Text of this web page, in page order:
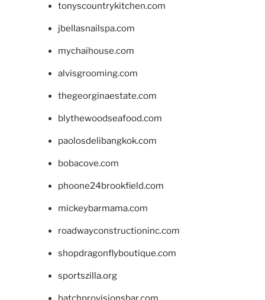
tonyscountrykitchen.com
jbellasnailspa.com
mychaihouse.com
alvisgrooming.com
thegeorginaestate.com
blythewoodseafood.com
paolosdelibangkok.com
bobacove.com
phoone24brookfield.com
mickeybarmama.com
roadwayconstructioninc.com
shopdragonflyboutique.com
sportszilla.org